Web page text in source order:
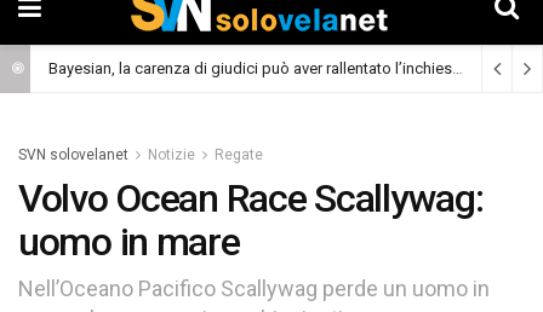
Bayesian, la carenza di giudici può aver rallentato l’inchiesta (Cronaca)
SVN solovelanet Notizie Regate
Volvo Ocean Race Scallywag:
uomo in mare
Nell’Oceano Pacifico Scallywag perde un uomo in